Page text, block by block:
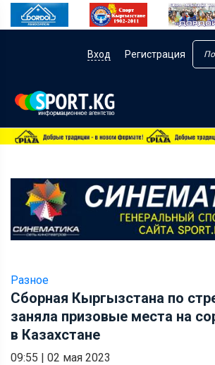
Вход Регистрация
Разное
Сборная Кыргызстана по
заняла призовые места на
в Казахстане
09:55 | 02 мая 2023